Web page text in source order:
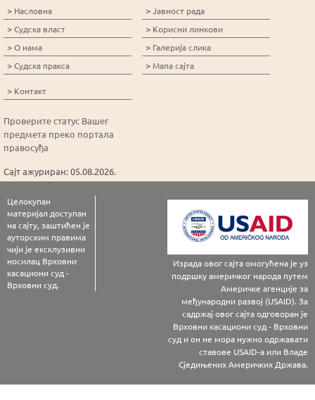
> Насловна
>Судска власт
>О нама
>Судска пракса
>Јавност рада
> Корисни линкови
> Галерија слика
>Мапа сајта
> Контакт
Проверите статус Вашег
предмета преко портала
правосуђа
Сајт ажуриран: 05.08.2026.
Целокупан
материјал доступан
на сајту, заштићен је
ауторским правима
чији је ексклузивни
носилац Врховни
касациони суд -
Врховни суд.
Израда овог сајта омогућена је уз
подршку америчког народа путем
Америчке агенције за
међународни развој (USAID). За
садржај овог сајта одговоран је
Врховни касациони суд - Врховни
суд и он не мора нужно одржавати
ставове USAID-а или Владе
Сједињених Америчких Држава.